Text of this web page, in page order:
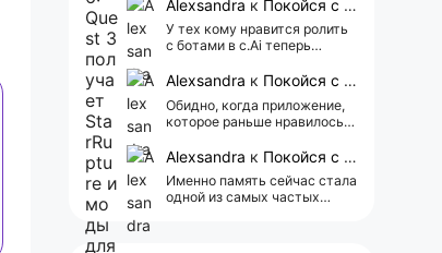
Alexsandra к Покойся с миром, Character.AI. Тебя убили собственные разработчики
У тех кому нравится ролить
с ботами в c.Ai теперь
АААААА 😁 ХВАТИТ 🤯😖😵‍💫
Alexsandra к Покойся с миром, Character.AI. Тебя убили собственные разработчики
Обидно, когда приложение,
которое раньше нравилось, а
реклама 😢
Alexsandra к Покойся с миром, Character.AI. Тебя убили собственные разработчики
Именно память сейчас стала
одной из самых частых